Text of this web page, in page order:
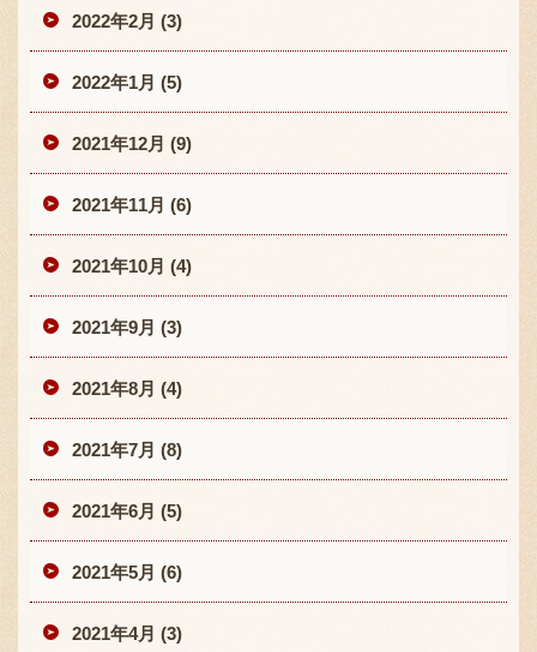
2022年2月 (3)
2022年1月 (5)
2021年12月 (9)
2021年11月 (6)
2021年10月 (4)
2021年9月 (3)
2021年8月 (4)
2021年7月 (8)
2021年6月 (5)
2021年5月 (6)
2021年4月 (3)